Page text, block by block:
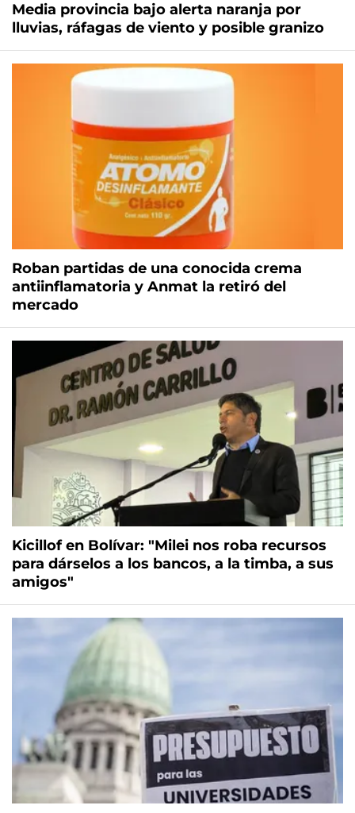
Media provincia bajo alerta naranja por
lluvias, ráfagas de viento y posible granizo
Roban partidas de una conocida crema
antiinflamatoria y Anmat la retiró del
mercado
Kicillof en Bolívar: "Milei nos roba recursos
para dárselos a los bancos, a la timba, a sus
amigos"